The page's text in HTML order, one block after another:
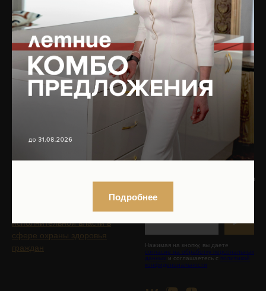
Трихология
Гинекология
Эндокринология
Подобрать процедуру
Записаться на приём
Вакансии
Контакты
документы
Нормативно-правовые
исполнительной власти в
сфере охраны здоровья
граждан
БУДЬТЕ В КУРСЕ ОБ
АКЦИЯХ!
ПОДПИШИТЕСЬ НА
РАССЫЛКУ,
ПРИСОЕДИНЯЙТЕСЬ
Нажимая на кнопку, вы даете
согласие на обработку персональных
данных и соглашаетесь с политикой
конфиденциальности
Подробнее